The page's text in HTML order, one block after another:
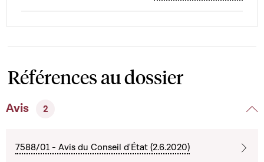
Références au dossier
Avis 2
7588/01 - Avis du Conseil d'État (2.6.2020)